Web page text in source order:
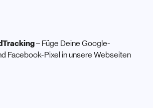
– Füge Deine Google-
Facebook-Pixel in unsere Webseiten